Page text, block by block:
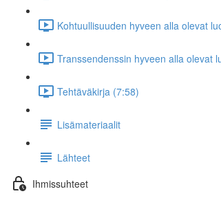
Kohtuullisuuden hyveen alla olevat
Transsendenssin hyveen alla olevat
Tehtäväkirja (7:58)
Lisämateriaalit
Lähteet
Ihmissuhteet